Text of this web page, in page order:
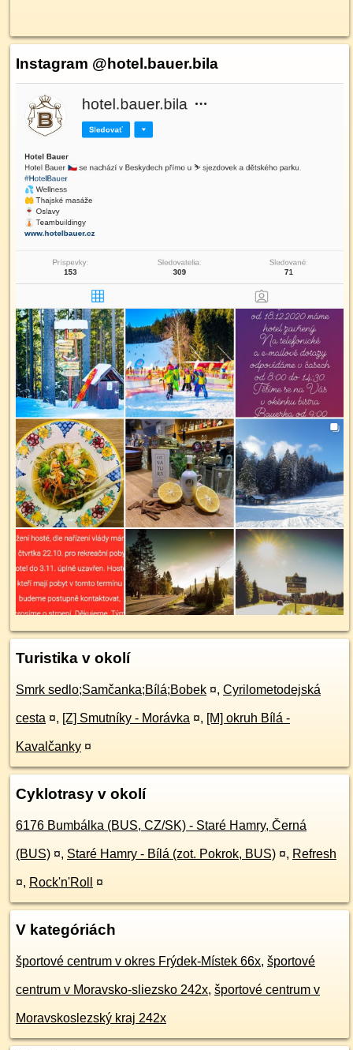
Instagram @hotel.bauer.bila
Turistika v okolí
Smrk sedlo;Samčanka;Bílá;Bobek ¤, Cyrilometodejská
cesta ¤, [Z] Smutníky - Morávka ¤, [M] okruh Bílá -
Kavalčanky ¤
Cyklotrasy v okolí
6176 Bumbálka (BUS, CZ/SK) - Staré Hamry, Černá
(BUS) ¤, Staré Hamry - Bílá (zot. Pokrok, BUS) ¤, Refresh
¤, Rock'n'Roll ¤
V kategóriách
športové centrum v okres Frýdek-Místek 66x, športové
centrum v Moravsko-sliezsko 242x, športové centrum v
Moravskoslezský kraj 242x